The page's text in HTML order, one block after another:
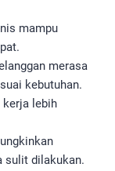
mampu
merasa
kebutuhan.
kerja lebih
sulit dilakukan.